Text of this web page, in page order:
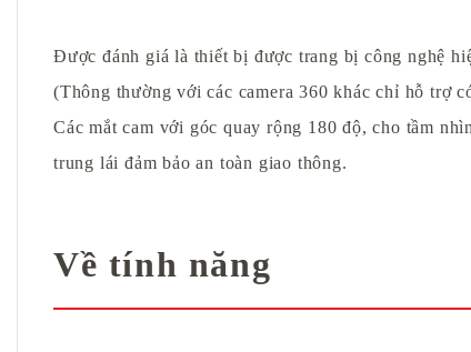
Được đánh giá là thiết bị được trang bị công nghệ
(Thông thường với các camera 360 khác chỉ hỗ trợ
Các mắt cam với góc quay rộng 180 độ, cho tầm
trung lái đảm bảo an toàn giao thông.
Về tính năng